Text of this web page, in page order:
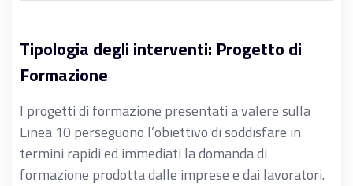
Tipologia degli interventi: Progetto di
Formazione
I progetti di formazione presentati a valere sulla
Linea 10 perseguono l’obiettivo di soddisfare in
termini rapidi ed immediati la domanda di
formazione prodotta dalle imprese e dai lavoratori.